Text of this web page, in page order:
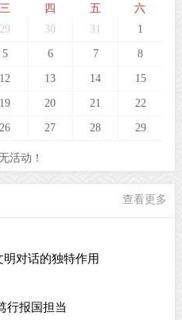
三 四 五 六
29 30 31 1
5 6 7 8
12 13 14 15
19 20 21 22
26 27 28 29
活动！
查看更多
对话的独特作用
行报国担当